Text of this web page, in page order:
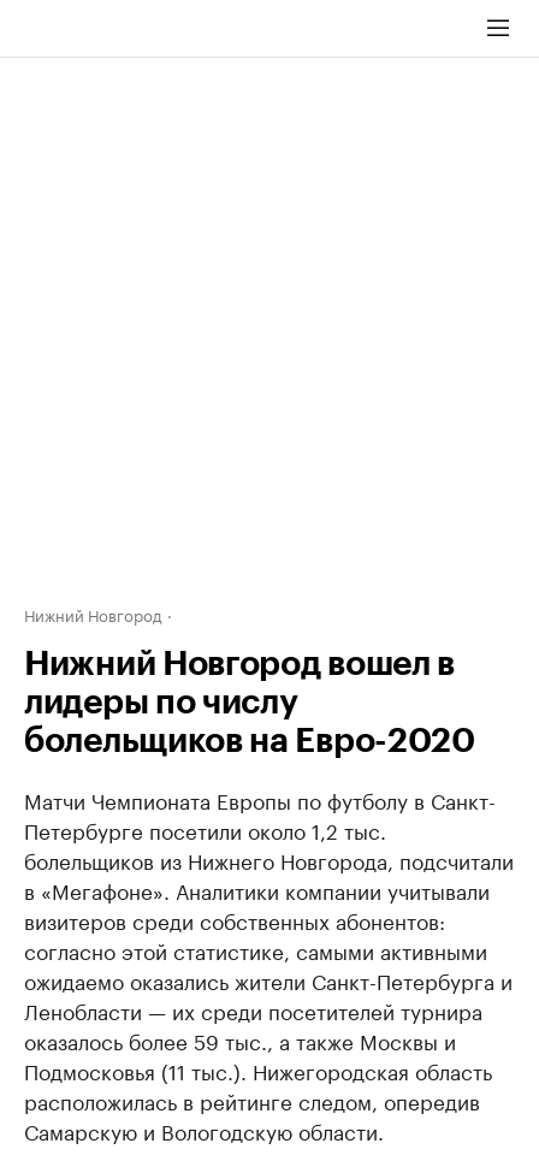
Нижний Новгород
Нижний Новгород вошел в
лидеры по числу
болельщиков на Евро-2020
Матчи Чемпионата Европы по футболу в Санкт-
Петербурге посетили около 1,2 тыс.
болельщиков из Нижнего Новгорода, подсчитали
в «Мегафоне». Аналитики компании учитывали
визитеров среди собственных абонентов:
согласно этой статистике, самыми активными
ожидаемо оказались жители Санкт-Петербурга и
Ленобласти — их среди посетителей турнира
оказалось более 59 тыс., а также Москвы и
Подмосковья (11 тыс.). Нижегородская область
расположилась в рейтинге следом, опередив
Самарскую и Вологодскую области.